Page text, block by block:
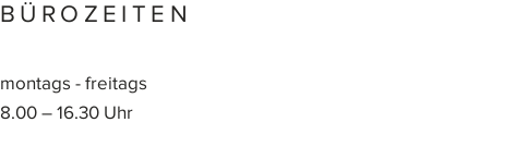
BÜROZEITEN
montags - freitags
8.00 – 16.30 Uhr